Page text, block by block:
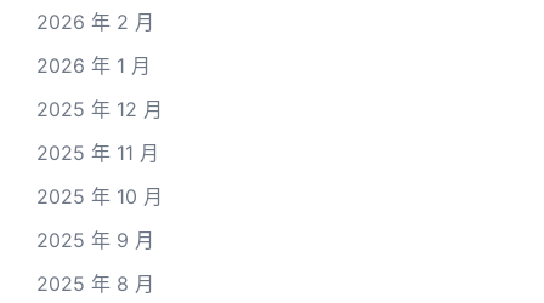
2026 年 2 月
2026 年 1 月
2025 年 12 月
2025 年 11 月
2025 年 10 月
2025 年 9 月
2025 年 8 月